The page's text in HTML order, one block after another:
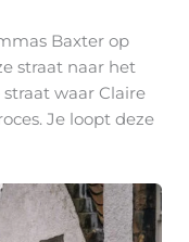
Baxter op
straat naar het
waar Claire
Je loopt deze